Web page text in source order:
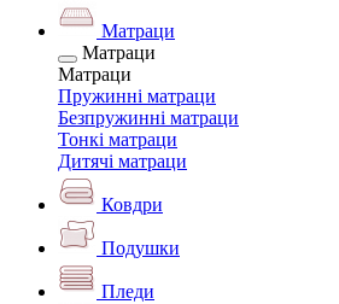
Матраци
Матраци
Матраци
Пружинні матраци
Безпружинні матраци
Тонкі матраци
Дитячі матраци
Ковдри
Подушки
Пледи